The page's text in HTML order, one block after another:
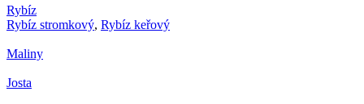
Rybíz
Rybíz stromkový, Rybíz keřový
Maliny
Josta